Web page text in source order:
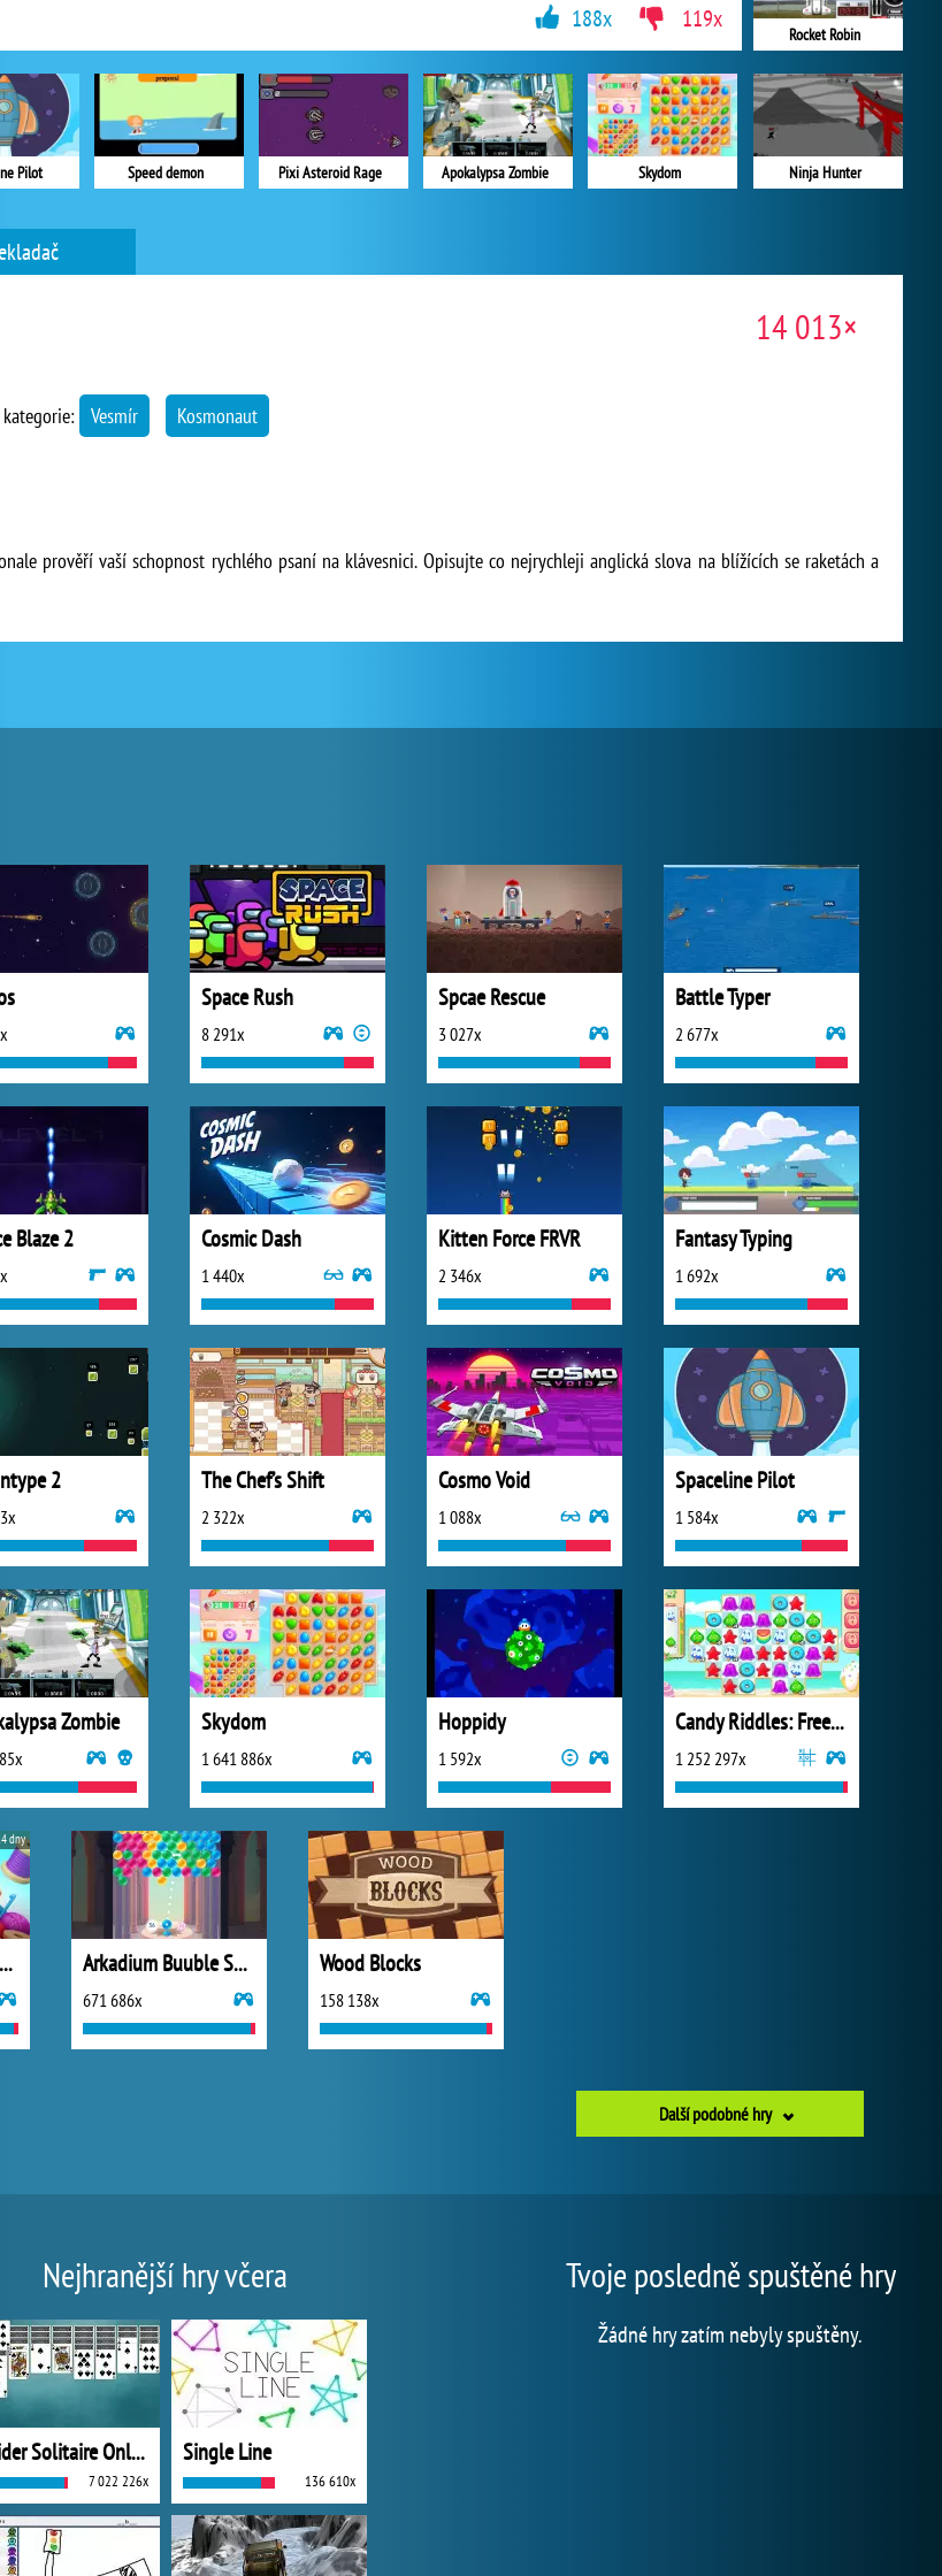
Rocket Robin
Ninja Hunter
Pilot Speed demon Pixi Asteroid Rage Apokalypsa Zombie Skydom
188x 119x
14 013×
kategorie: Vesmír Kosmonaut
prověří vaší schopnost rychlého psaní na klávesnici. Opisujte co nejrychleji anglická slova na blížících se raketách a
Space Rush
8 291x
Spcae Rescue
3 027x
Battle Typer
2 677x
Blaze 2 Cosmic Dash
1 440x
Kitten Force FRVR
2 346x
Fantasy Typing
1 692x
2 The Chef’s Shift
2 322x
Cosmo Void
1 088x
Spaceline Pilot
1 584x
Zombie Skydom
1 641 886x
Hoppidy
1 592x
Candy Riddles: Free Match 3 Puzzle
1 252 297x
Woolloop! Color Puzzle
dny
Arkadium Buuble Shooter
671 686x
Wood Blocks
158 138x
Další podobné hry
Nejhranější hry včera
Spider Solitaire Online
7 022 226x
Single Line
136 610x
Tvoje posledně spuštěné hry
Žádné hry zatím nebyly spuštěny.